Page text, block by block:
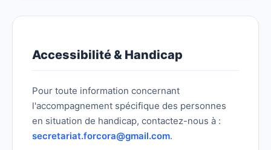
Accessibilité & Handicap
Pour toute information concernant
l'accompagnement spécifique des personnes
en situation de handicap, contactez-nous à :
secretariat.forcora@gmail.com.